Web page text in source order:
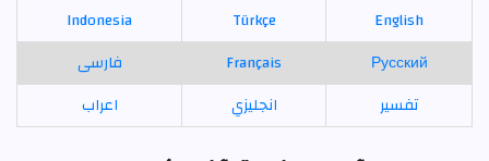
English
Türkçe
Indonesia
Русский
Français
فارسی
تفسير
انجليزي اعراب